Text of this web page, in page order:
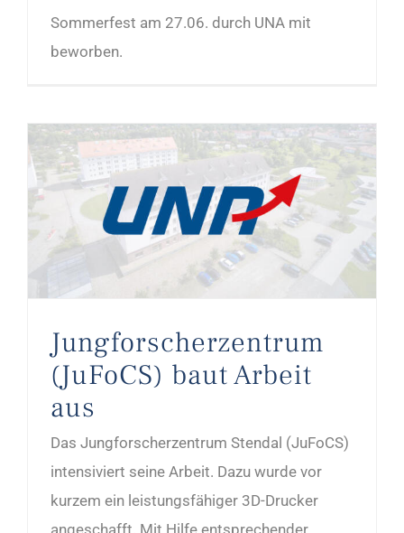
Sommerfest am 27.06. durch UNA mit
beworben.
Jungforscherzentrum
(JuFoCS) baut Arbeit
aus
Das Jungforscherzentrum Stendal (JuFoCS)
intensiviert seine Arbeit. Dazu wurde vor
kurzem ein leistungsfähiger 3D-Drucker
angeschafft. Mit Hilfe entsprechender